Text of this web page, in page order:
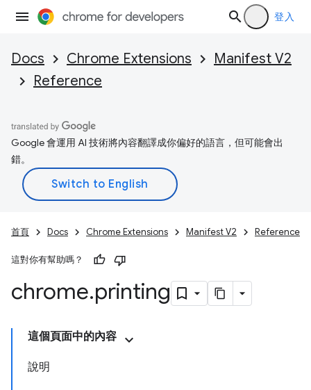
登入
Docs Chrome Extensions
Manifest V2
Reference
Google 會運用 AI 技術將內容翻譯成你偏好的語言，但可能會出
錯。
首頁 Docs Chrome Extensions Manifest V2 Reference
這對你有幫助嗎？
chrome.printing
這個頁面中的內容
說明